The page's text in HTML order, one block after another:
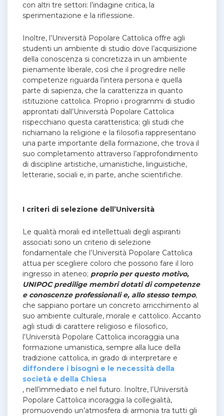
con altri tre settori: l’indagine critica, la
sperimentazione e la riflessione.
Inoltre, l’Università Popolare Cattolica offre agli
studenti un ambiente di studio dove l’acquisizione
della conoscenza si concretizza in un ambiente
pienamente liberale, così che il progredire nelle
competenze riguarda l’intera persona e quella
parte di sapienza, che la caratterizza in quanto
istituzione cattolica. Proprio i programmi di studio
approntati dall’Università Popolare Cattolica
rispecchiano questa caratteristica; gli studi che
richiamano la religione e la filosofia rappresentano
una parte importante della formazione, che trova il
suo completamento attraverso l’approfondimento
di discipline artistiche, umanistiche, linguistiche,
letterarie, sociali e, in parte, anche scientifiche.
I criteri di selezione dell’Università
Le qualità morali ed intellettuali degli aspiranti
associati sono un criterio di selezione
fondamentale che l’Università Popolare Cattolica
attua per scegliere coloro che possono fare il loro
ingresso in ateneo; proprio per questo motivo,
UNIPOC predilige membri dotati di competenze
e conoscenze professionali e, allo stesso tempo,
che sappiano portare un concreto arricchimento al
suo ambiente culturale, morale e cattolico. Accanto
agli studi di carattere religioso e filosofico,
l’Università Popolare Cattolica incoraggia una
formazione umanistica, sempre alla luce della
tradizione cattolica, in grado di interpretare e
diffondere i bisogni e le necessità della
società e della Chiesa
, nell’immediato e nel futuro. Inoltre, l’Università
Popolare Cattolica incoraggia la collegialità,
promuovendo un’atmosfera di armonia tra tutti gli